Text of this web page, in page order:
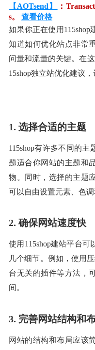
【AOTsend】
：
s。 查看价格
如果你正在使用
知道如何优化站点非常
问量和流量的关键。在
15shop独立站优化建议
1. 选择合适的主题
115shop有许多不同的
题适合你网站的主题和
物。同时，选择的主题
可以自由设置元素、色调
2. 确保网站速度快
使用115shop建站平台
几个细节。例如，使用
台无关的插件等方法，
间。
3. 完善网站结构和
网站的结构和布局应该